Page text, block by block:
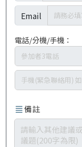
Email
電話/分機/手機：
備註